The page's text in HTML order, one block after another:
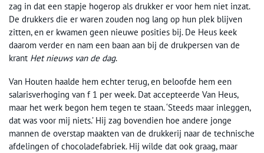
zag in dat een stapje hogerop als drukker er voor hem niet inzat.
De drukkers die er waren zouden nog lang op hun plek blijven
zitten, en er kwamen geen nieuwe posities bij. De Heus keek
daarom verder en nam een baan aan bij de drukpersen van de
krant Het nieuws van de dag.
Van Houten haalde hem echter terug, en beloofde hem een
salarisverhoging van f 1 per week. Dat accepteerde Van Heus,
maar het werk begon hem tegen te staan. ‘Steeds maar inleggen,
dat was voor mij niets.’ Hij zag bovendien hoe andere jonge
mannen de overstap maakten van de drukkerij naar de technische
afdelingen of chocoladefabriek. Hij wilde dat ook graag, maar